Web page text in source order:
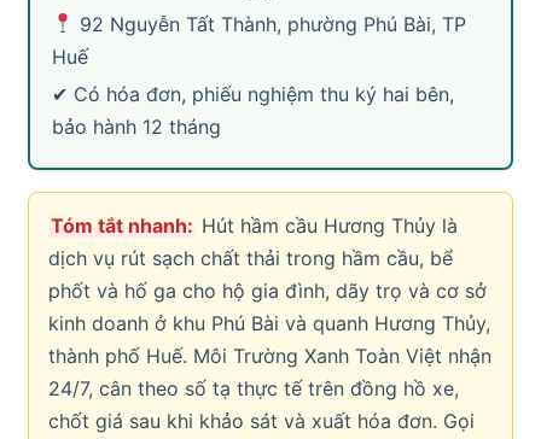
92 Nguyễn Tất Thành, phường Phú Bài, TP
Huế
✔ Có hóa đơn, phiếu nghiệm thu ký hai bên,
bảo hành 12 tháng
Tóm tắt nhanh: Hút hầm cầu Hương Thủy là
dịch vụ rút sạch chất thải trong hầm cầu, bể
phốt và hố ga cho hộ gia đình, dãy trọ và cơ sở
kinh doanh ở khu Phú Bài và quanh Hương Thủy,
thành phố Huế. Môi Trường Xanh Toàn Việt nhận
24/7, cân theo số tạ thực tế trên đồng hồ xe,
chốt giá sau khi khảo sát và xuất hóa đơn. Gọi